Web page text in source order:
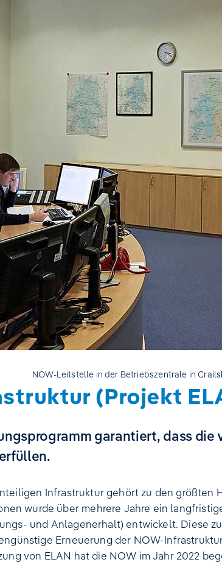
NOW-Leitstelle in der Betriebszentrale in
(Projekt
garantiert, dass
Infrastruktur gehört zu den größten
wurde über mehrere Jahre ein
und Anlagenerhalt) entwickelt. Diese
Erneuerung der NOW-
von ELAN hat die NOW im Jahr 2022